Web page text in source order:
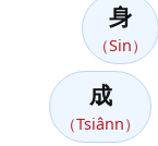
身
（Sin）
成
（Tsiânn）